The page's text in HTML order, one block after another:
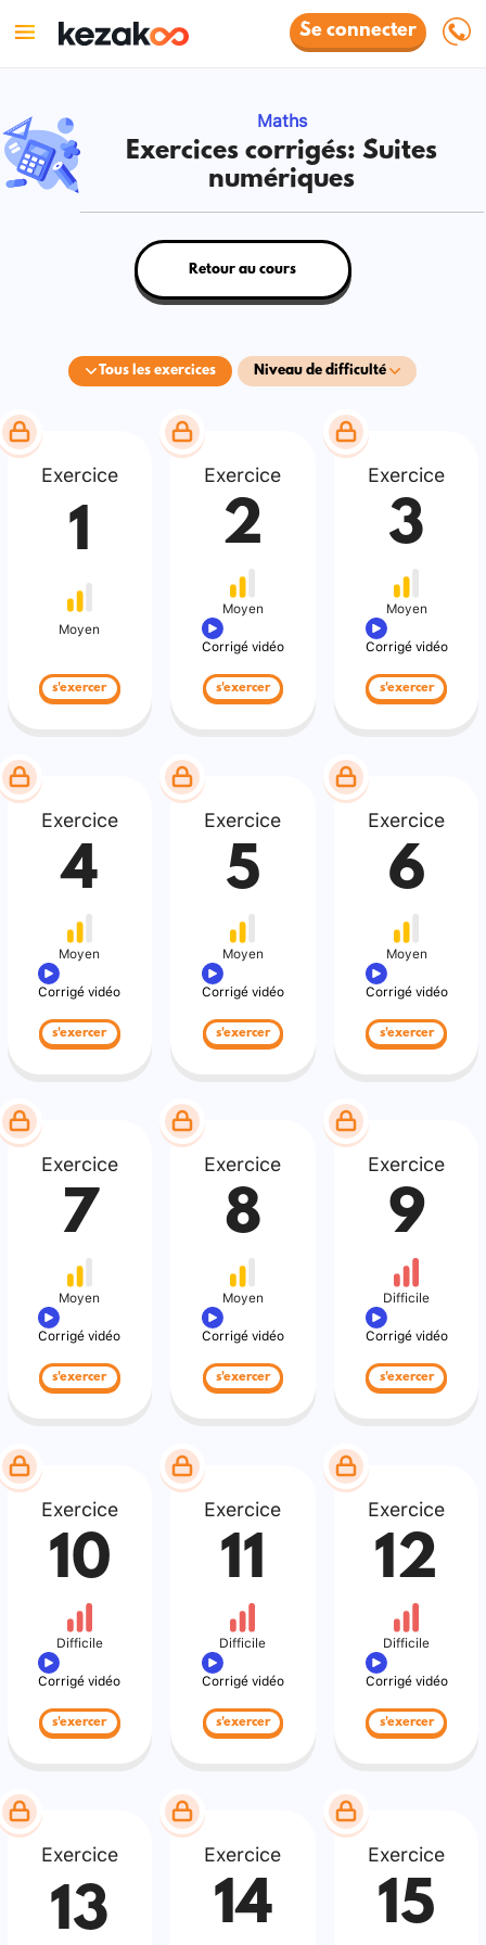
Se connecter
Maths
Exercices corrigés: Suites
numériques
Tous les exercices Niveau de difficulté
Retour au cours
Exercice
1
Moyen
s'exercer
Exercice
2
Moyen
Corrigé vidéo
s'exercer
Exercice
3
Moyen
Corrigé vidéo
s'exercer
Exercice
4
Moyen
Corrigé vidéo
s'exercer
Exercice
5
Moyen
Corrigé vidéo
s'exercer
Exercice
6
Moyen
Corrigé vidéo
s'exercer
Exercice
7
Moyen
Corrigé vidéo
s'exercer
Exercice
8
Moyen
Corrigé vidéo
s'exercer
Exercice
9
Difficile
Corrigé vidéo
s'exercer
Exercice
10
Difficile
Corrigé vidéo
s'exercer
Exercice
11
Difficile
Corrigé vidéo
s'exercer
Exercice
12
Difficile
Corrigé vidéo
s'exercer
Exercice
13
Exercice
14
Exercice
15